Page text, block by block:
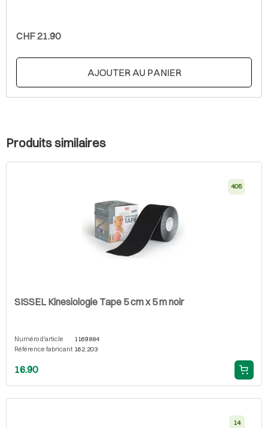
CHF 21.90
AJOUTER AU PANIER
Produits similaires
405
SISSEL Kinesiologie Tape 5 cm x 5 m noir
Numéro d'article
1169884
Référence fabricant 162.203
16.90
14